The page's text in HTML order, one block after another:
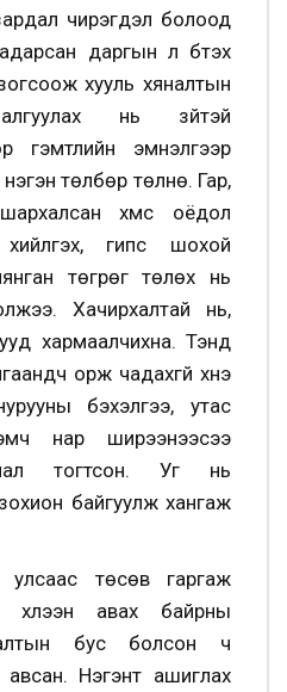
чирэгдэл болоод
даргын үл бүтэх
хууль хяналтын
нь зүйтэй
гэмтлийн эмнэлгээр
нэгэн төлбөр төлнө. Гар,
хүмүүс оёдол
гипс шохой
төгрөг төлөх нь
Хачирхалтай нь,
хармаалчихна. Тэнд
орж чадахгүй үхнэ
бэхэлгээ, утас
нар ширээнээсээ
тогтсон. Уг нь
байгуулж хангаж
улсаас төсөв гаргаж
хүлээн авах байрны
бус болсон ч
авсан. Нэгэнт ашиглах